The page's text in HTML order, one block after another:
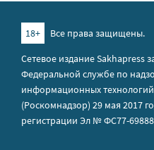
18+
Все права защищены.
Сетевое издание Sakhapress
Федеральной службе по
информационных
(Роскомнадзор) 29 мая 2017
регистрации Эл № ФС77-